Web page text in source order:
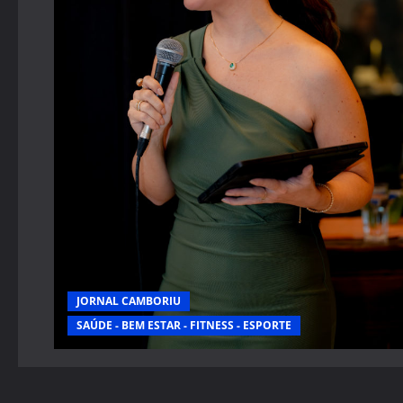
JORNAL CAMBORIU
SAÚDE - BEM ESTAR - FITNESS - ESPORTE